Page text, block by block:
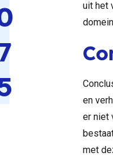
uit het
en
er niet
met